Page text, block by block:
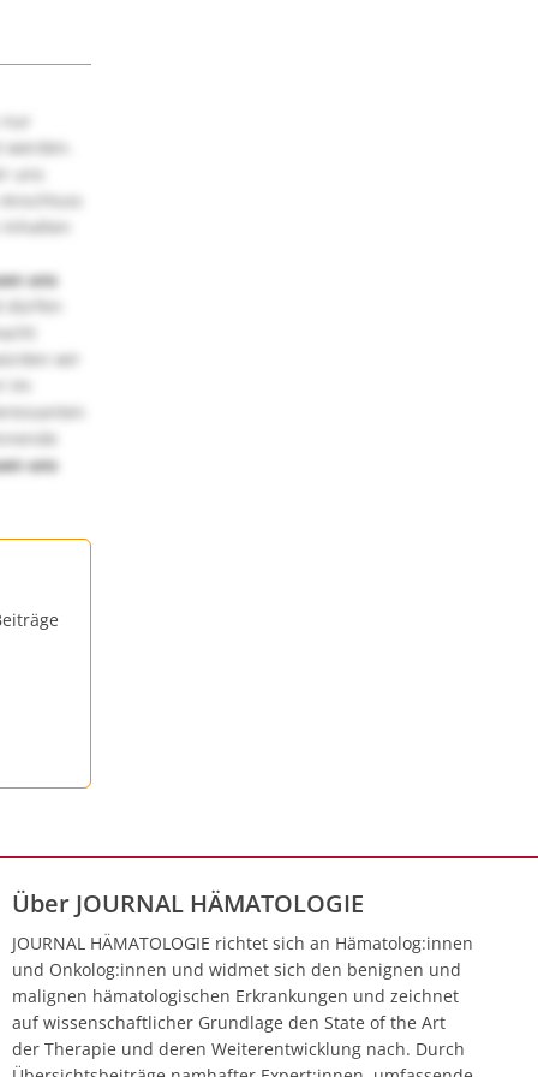
uns
uns
wir
Im
uns
Über JOURNAL HÄMATOLOGIE
JOURNAL HÄMATOLOGIE richtet sich an Hämatolog:innen
und Onkolog:innen und widmet sich den benignen und
malignen hämatologischen Erkrankungen und zeichnet
auf wissenschaftlicher Grundlage den State of the Art
der Therapie und deren Weiterentwicklung nach. Durch